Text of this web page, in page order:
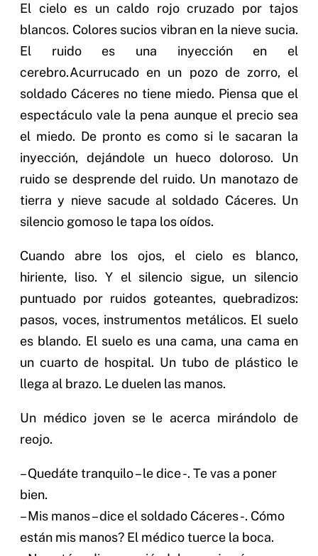
El cielo es un caldo rojo cruzado por tajos
blancos. Colores sucios vibran en la nieve sucia.
El ruido es una inyección en el
cerebro.Acurrucado en un pozo de zorro, el
soldado Cáceres no tiene miedo. Piensa que el
espectáculo vale la pena aunque el precio sea
el miedo. De pronto es como si le sacaran la
inyección, dejándole un hueco doloroso. Un
ruido se desprende del ruido. Un manotazo de
tierra y nieve sacude al soldado Cáceres. Un
silencio gomoso le tapa los oídos.
Cuando abre los ojos, el cielo es blanco,
hiriente, liso. Y el silencio sigue, un silencio
puntuado por ruidos goteantes, quebradizos:
pasos, voces, instrumentos metálicos. El suelo
es blando. El suelo es una cama, una cama en
un cuarto de hospital. Un tubo de plástico le
llega al brazo. Le duelen las manos.
Un médico joven se le acerca mirándolo de
reojo.
– Quedáte tranquilo – le dice -. Te vas a poner
bien.
– Mis manos – dice el soldado Cáceres -. Cómo
están mis manos? El médico tuerce la boca.